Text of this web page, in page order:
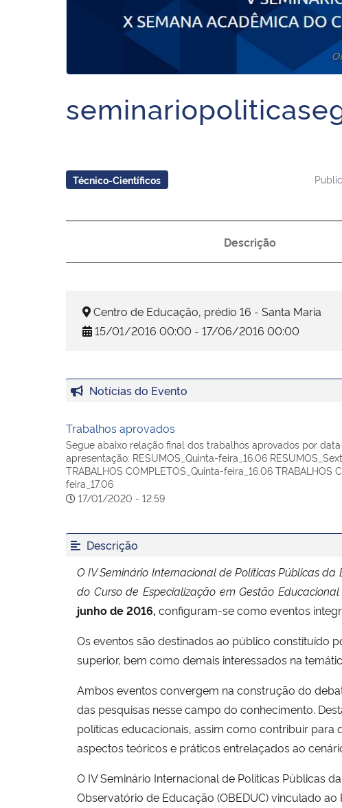
Técnico-Científicos
Descrição
Centro de Educação, prédio 16 - Santa Maria
15/01/2016 00:00 - 17/06/2016 00:00
Notícias do Evento
Trabalhos aprovados
Segue abaixo relação final dos trabalhos aprovados por
apresentação: RESUMOS_Quinta-feira_16.06
TRABALHOS COMPLETOS_Quinta-feira_16.06 TRABALHOS
feira_17.06
17/01/2020 - 12:59
Descrição
OIV Seminário Internacional de Políticas Públicas
do Curso de Especialização em Gestão
junho de 2016, configuram-se como eventos
Os eventos são destinados ao público constituído
superior, bem como demais interessados na
Ambos eventos convergem na construção do
das pesquisas nesse campo do conhecimento.
políticas educacionais, assim como contribuir
aspectos teóricos e práticos entrelaçados ao
O IV Seminário Internacional de Políticas Públicas
Observatório de Educação (OBEDUC) vinculado